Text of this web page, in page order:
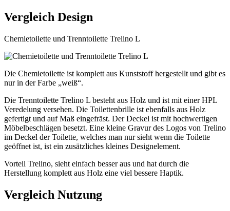
Vergleich Design
Chemietoilette und Trenntoilette Trelino L
Die Chemietoilette ist komplett aus Kunststoff hergestellt und gibt es
nur in der Farbe „weiß“.
Die Trenntoilette Trelino L besteht aus Holz und ist mit einer HPL
Veredelung versehen. Die Toilettenbrille ist ebenfalls aus Holz
gefertigt und auf Maß eingefräst. Der Deckel ist mit hochwertigen
Möbelbeschlägen besetzt. Eine kleine Gravur des Logos von Trelino
im Deckel der Toilette, welches man nur sieht wenn die Toilette
geöffnet ist, ist ein zusätzliches kleines Designelement.
Vorteil Trelino, sieht einfach besser aus und hat durch die
Herstellung komplett aus Holz eine viel bessere Haptik.
Vergleich Nutzung